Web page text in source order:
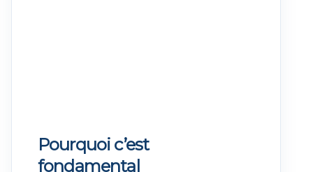
Pourquoi c’est
fondamental